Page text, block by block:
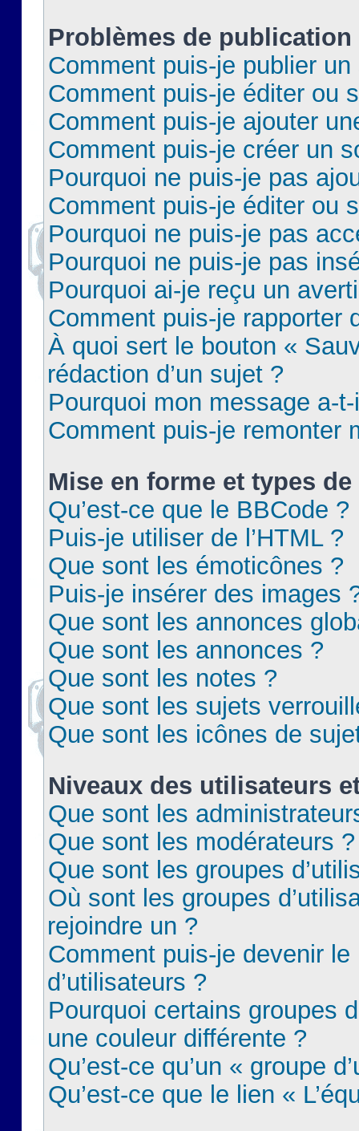
Problèmes de publication
Comment puis-je publier
Comment puis-je éditer ou
Comment puis-je ajouter
Comment puis-je créer un
Pourquoi ne puis-je pas
Comment puis-je éditer ou
Pourquoi ne puis-je pas
Pourquoi ne puis-je pas
Pourquoi ai-je reçu un
Comment puis-je rapporter
À quoi sert le bouton «
rédaction d’un sujet ?
Pourquoi mon message a-
Comment puis-je remonter
Mise en forme et types
Qu’est-ce que le BBCode ?
Puis-je utiliser de l’HTML ?
Que sont les émoticônes ?
Puis-je insérer des images
Que sont les annonces
Que sont les annonces ?
Que sont les notes ?
Que sont les sujets
Que sont les icônes de
Niveaux des utilisateurs
Que sont les
Que sont les modérateurs ?
Que sont les groupes
Où sont les groupes
rejoindre un ?
Comment puis-je devenir le
d’utilisateurs ?
Pourquoi certains groupes
une couleur différente ?
Qu’est-ce qu’un « groupe
Qu’est-ce que le lien «